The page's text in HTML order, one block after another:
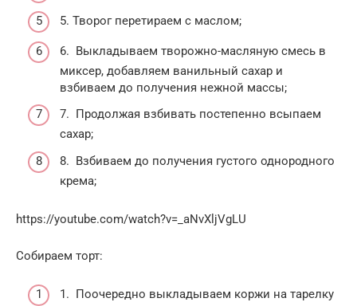
5. Творог перетираем с маслом;
6. Выкладываем творожно-масляную смесь в
миксер, добавляем ванильный сахар и
взбиваем до получения нежной массы;
7. Продолжая взбивать постепенно всыпаем
сахар;
8. Взбиваем до получения густого однородного
крема;
https://youtube.com/watch?v=_aNvXljVgLU
Собираем торт:
1. Поочередно выкладываем коржи на тарелку